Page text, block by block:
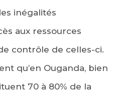
inégalités
aux ressources
contrôle de celles-ci.
qu’en Ouganda, bien
70 à 80% de la